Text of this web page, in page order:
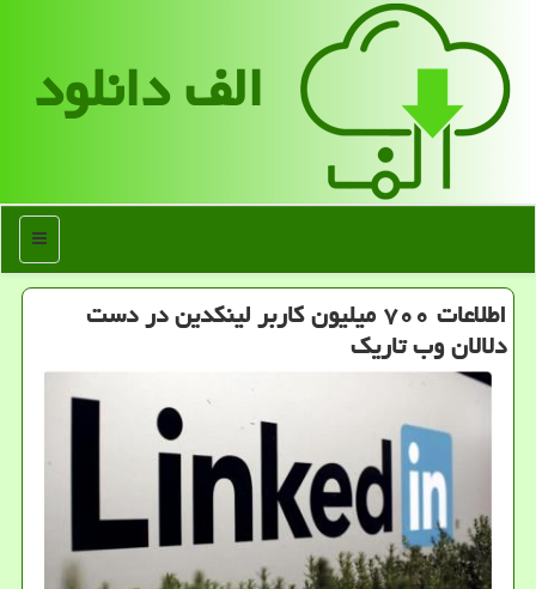
الف دانلود
منو
اطلاعات ۷۰۰ میلیون كاربر لینكدین در دست
دلالان وب تاریك